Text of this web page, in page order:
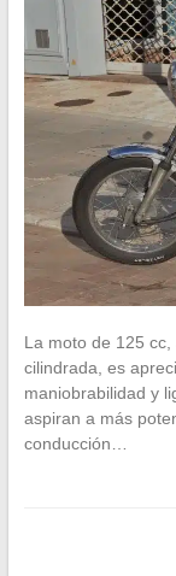
La moto de 125
cilindrada, es
maniobrabilidad y
aspiran a más
conducción…